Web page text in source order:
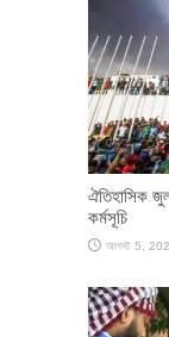
ঐতিহাসিক
কর্মসূচি
আগস্ট 5,